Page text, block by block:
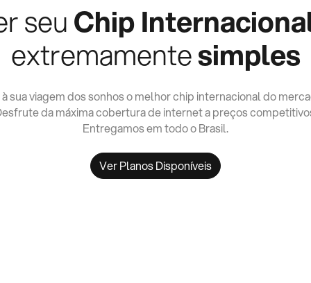
seuChip
extremamentesimples
sua viagem dos sonhos o melhor chip internacional do
da máxima cobertura de internet a preços
Entregamos em todo o Brasil.
Ver Planos Disponíveis